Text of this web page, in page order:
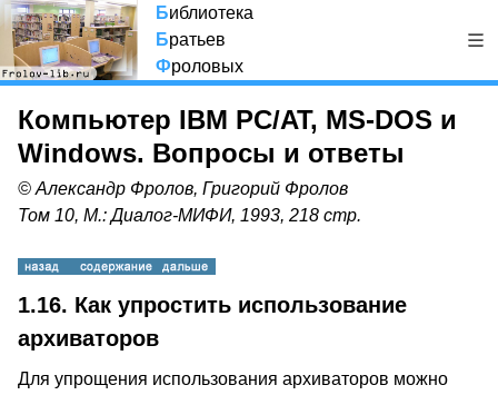
Библиотека
Братьев
Фроловых
Компьютер IBM PC/AT, MS-DOS и
Windows. Вопросы и ответы
© Александр Фролов, Григорий Фролов
Том 10, М.: Диалог-МИФИ, 1993, 218 стр.
1.16. Как упростить использование
архиваторов
Для упрощения использования архиваторов можно